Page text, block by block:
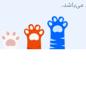
می‌باشد.